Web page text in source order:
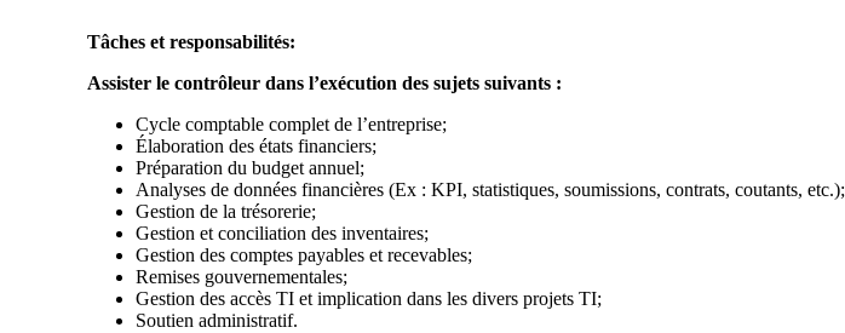
Tâches et responsabilités:
Assister le contrôleur dans l’exécution des sujets suivants :
Cycle comptable complet de l’entreprise;
Élaboration des états financiers;
Préparation du budget annuel;
Analyses de données financières (Ex : KPI, statistiques, soumissions, contrats, coutants, etc.);
Gestion de la trésorerie;
Gestion et conciliation des inventaires;
Gestion des comptes payables et recevables;
Remises gouvernementales;
Gestion des accès TI et implication dans les divers projets TI;
Soutien administratif.